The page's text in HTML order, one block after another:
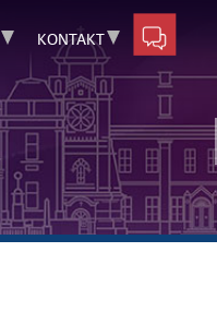
KONTAKT